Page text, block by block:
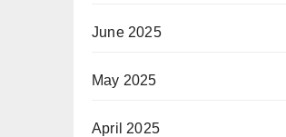
June 2025
May 2025
April 2025